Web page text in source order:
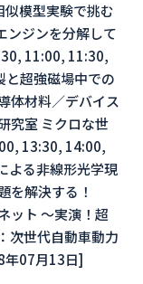
模型実験で挑む
ジンを分解して
11:00, 11:30,
超強磁場中での
材料／デバイス
室 ミクロな世
13:30, 14:00,
よる非線形光学現
解決する！
ト ～実演！超
世代自動車動力
年07月13日]